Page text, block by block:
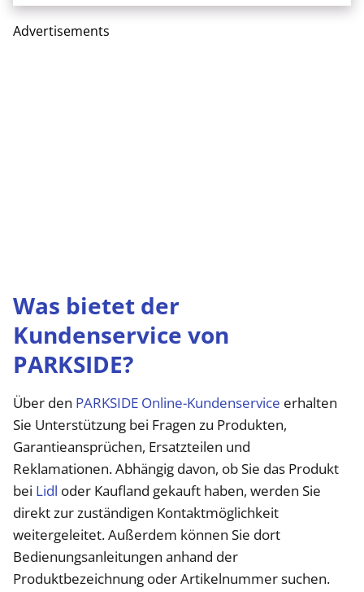
Advertisements
Was bietet der
Kundenservice von
PARKSIDE?
Über den PARKSIDE Online-Kundenservice erhalten
Sie Unterstützung bei Fragen zu Produkten,
Garantieansprüchen, Ersatzteilen und
Reklamationen. Abhängig davon, ob Sie das Produkt
bei Lidl oder Kaufland gekauft haben, werden Sie
direkt zur zuständigen Kontaktmöglichkeit
weitergeleitet. Außerdem können Sie dort
Bedienungsanleitungen anhand der
Produktbezeichnung oder Artikelnummer suchen.